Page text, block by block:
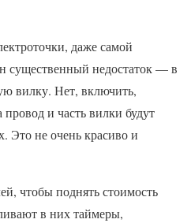
даже самой
существенный недостаток — в
вилку. Нет, включить,
и часть вилки будут
Это не очень красиво и
чтобы поднять стоимость
в них таймеры,